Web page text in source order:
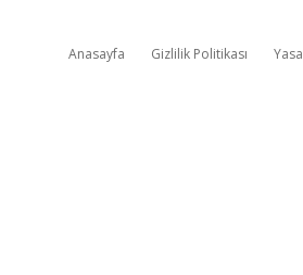
Anasayfa Gizlilik Politikası